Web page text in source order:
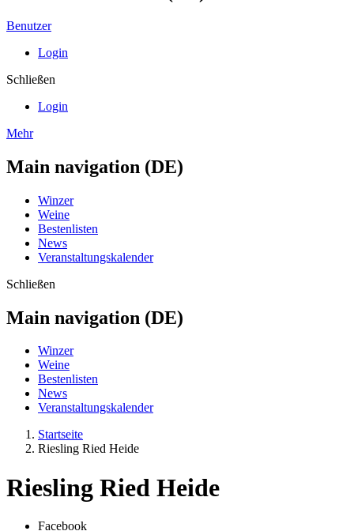
Benutzer
Login
Schließen
Login
Mehr
Main navigation (DE)
Winzer
Weine
Bestenlisten
News
Veranstaltungskalender
Schließen
Main navigation (DE)
Winzer
Weine
Bestenlisten
News
Veranstaltungskalender
Startseite
Riesling Ried Heide
Riesling Ried Heide
Facebook